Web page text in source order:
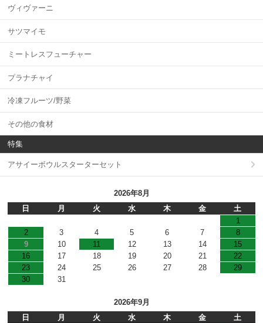
ヴィヴァーニ
サツマイモ
ミートレスフューチャー
プラナチャイ
冷凍フルーツ/野菜
その他の食材
特集
アサイーボウルスターターセット
2026年8月
日
月 火 水 木 金
土
1
2
3 4 5 6 7
8
9
10 11 12 13 14
15
16
17 18 19 20 21
22
23
24 25 26 27 28
29
30
31
2026年9月
日
月 火 水 木 金
土